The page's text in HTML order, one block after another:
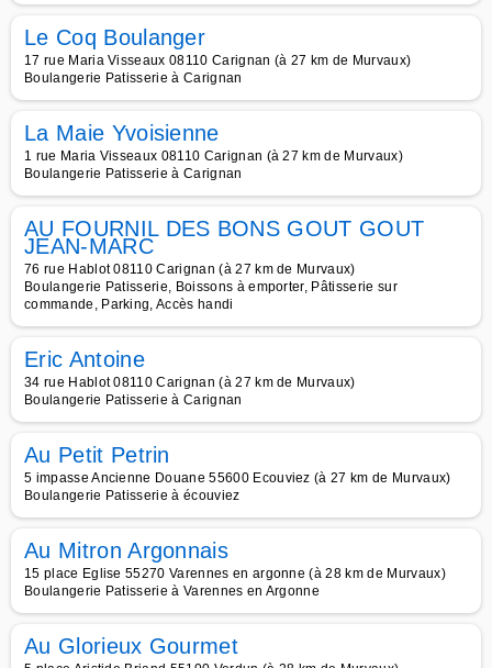
Le Coq Boulanger
17 rue Maria Visseaux 08110 Carignan (à 27 km de Murvaux)
Boulangerie Patisserie à Carignan
La Maie Yvoisienne
1 rue Maria Visseaux 08110 Carignan (à 27 km de Murvaux)
Boulangerie Patisserie à Carignan
AU FOURNIL DES BONS GOUT GOUT
JEAN-MARC
76 rue Hablot 08110 Carignan (à 27 km de Murvaux)
Boulangerie Patisserie, Boissons à emporter, Pâtisserie sur
commande, Parking, Accès handi
Eric Antoine
34 rue Hablot 08110 Carignan (à 27 km de Murvaux)
Boulangerie Patisserie à Carignan
Au Petit Petrin
5 impasse Ancienne Douane 55600 Ecouviez (à 27 km de Murvaux)
Boulangerie Patisserie à écouviez
Au Mitron Argonnais
15 place Eglise 55270 Varennes en argonne (à 28 km de Murvaux)
Boulangerie Patisserie à Varennes en Argonne
Au Glorieux Gourmet